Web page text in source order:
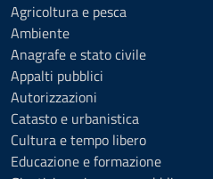
Agricoltura e pesca
Ambiente
Anagrafe e stato civile
Appalti pubblici
Autorizzazioni
Catasto e urbanistica
Cultura e tempo libero
Educazione e formazione